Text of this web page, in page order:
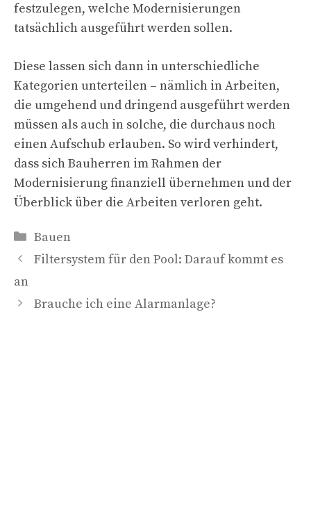
festzulegen, welche Modernisierungen
tatsächlich ausgeführt werden sollen.
Diese lassen sich dann in unterschiedliche
Kategorien unterteilen – nämlich in Arbeiten,
die umgehend und dringend ausgeführt werden
müssen als auch in solche, die durchaus noch
einen Aufschub erlauben. So wird verhindert,
dass sich Bauherren im Rahmen der
Modernisierung finanziell übernehmen und der
Überblick über die Arbeiten verloren geht.
Kategorien
Bauen
Filtersystem für den Pool: Darauf kommt es
an
Brauche ich eine Alarmanlage?